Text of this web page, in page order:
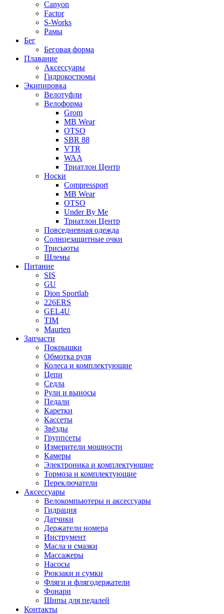
Canyon
Factor
S-Works
Рамы
Бег
Беговая форма
Плавание
Аксессуары
Гидрокостюмы
Экипировка
Велотуфли
Велоформа
Grom
MB Wear
OTSO
SBR 88
VTR
WAA
Триатлон Центр
Носки
Compressport
MB Wear
OTSO
Under By Me
Триатлон Центр
Повседневная одежда
Солнцезащитные очки
Трисьюты
Шлемы
Питание
SIS
GU
Dion Sportlab
226ERS
GEL4U
TIM
Maurten
Запчасти
Покрышки
Обмотка руля
Колеса и комплектующие
Цепи
Седла
Рули и выносы
Педали
Каретки
Кассеты
Звёзды
Группсеты
Измерители мощности
Камеры
Электроника и комплектующие
Тормоза и комплектующие
Переключатели
Аксессуары
Велокомпьютеры и аксессуары
Гидрация
Датчики
Держатели номера
Инструмент
Масла и смазки
Массажеры
Насосы
Рюкзаки и сумки
Фляги и флягодержатели
Фонари
Шипы для педалей
Контакты